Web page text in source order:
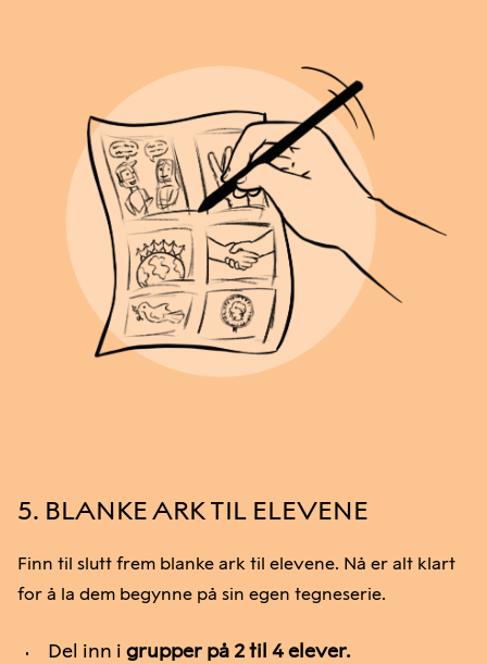
5. BLANKE ARK TIL ELEVENE
Finn til slutt frem blanke ark til elevene. Nå er alt klart
for å la dem begynne på sin egen tegneserie.
Del inn i grupper på 2 til 4 elever.